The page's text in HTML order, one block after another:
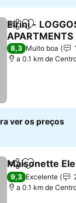
PartilharAdicionar
Eirini -
APARTMENTS
8,3 Muito boa
a 0.1 km de
ver os preços
PartilharAdicionar
Maisonette
9,3 Excelente
a 0.1 km de